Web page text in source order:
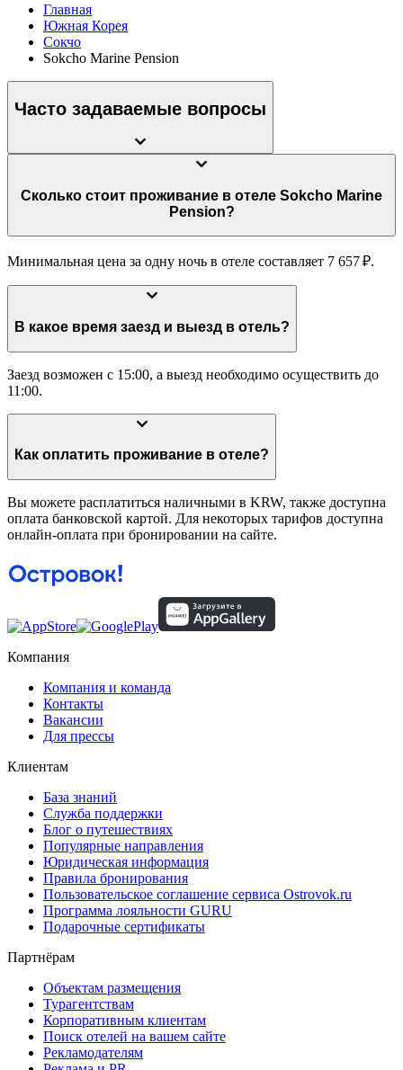
Главная
Южная Корея
Сокчо
Sokcho Marine Pension
Часто задаваемые вопросы
Сколько стоит проживание в отеле Sokcho Marine
Pension?
Минимальная цена за одну ночь в отеле составляет 7 657 ₽.
В какое время заезд и выезд в отель?
Заезд возможен с 15:00, а выезд необходимо осуществить до
11:00.
Как оплатить проживание в отеле?
Вы можете расплатиться наличными в KRW, также доступна
оплата банковской картой. Для некоторых тарифов доступна
онлайн-оплата при бронировании на сайте.
Компания
Компания и команда
Контакты
Вакансии
Для прессы
Клиентам
База знаний
Служба поддержки
Блог о путешествиях
Популярные направления
Юридическая информация
Правила бронирования
Пользовательское соглашение сервиса Ostrovok.ru
Программа лояльности GURU
Подарочные сертификаты
Партнёрам
Объектам размещения
Турагентствам
Корпоративным клиентам
Поиск отелей на вашем сайте
Рекламодателям